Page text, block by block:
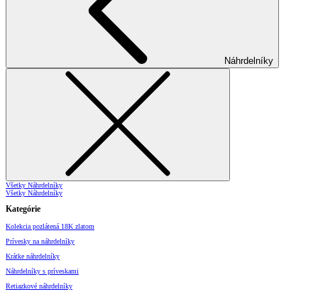
Náhrdelníky
Všetky Náhrdelníky
Všetky Náhrdelníky
Kategórie
Kolekcia pozlátená 18K zlatom
Prívesky na náhrdelníky
Krátke náhrdelníky
Náhrdelníky s príveskami
Retiazkové náhrdelníky